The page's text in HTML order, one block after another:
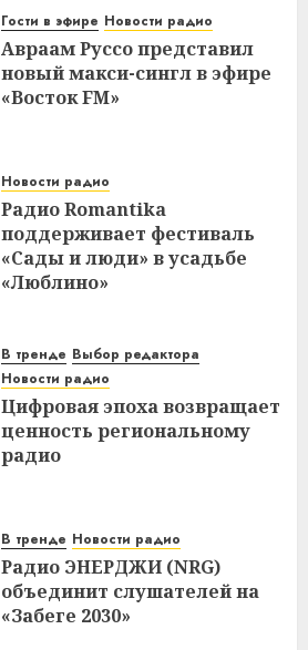
Гости в эфире Новости радио
Авраам Руссо представил
новый макси-сингл в эфире
«Восток FM»
Новости радио
Радио Romantika
поддерживает фестиваль
«Сады и люди» в усадьбе
«Люблино»
В тренде Выбор редактора
Новости радио
Цифровая эпоха возвращает
ценность региональному
радио
В тренде Новости радио
Радио ЭНЕРДЖИ (NRG)
объединит слушателей на
«Забеге 2030»